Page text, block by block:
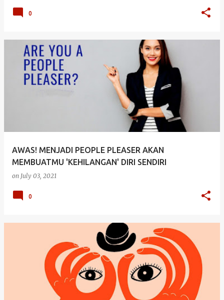
0
AWAS! MENJADI PEOPLE PLEASER AKAN
MEMBUATMU 'KEHILANGAN' DIRI SENDIRI
on July 03, 2021
0